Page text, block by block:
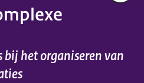
het organiseren van